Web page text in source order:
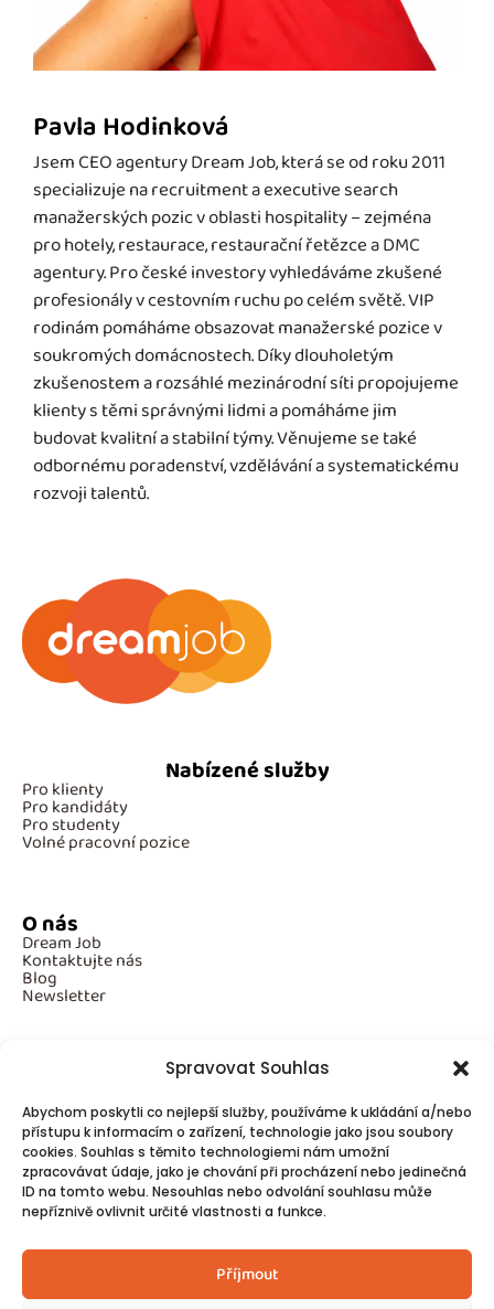
Spravovat Souhlas
Abychom poskytli co nejlepší služby, používáme k ukládání a/nebo
přístupu k informacím o zařízení, technologie jako jsou soubory
cookies. Souhlas s těmito technologiemi nám umožní
zpracovávat údaje, jako je chování při procházení nebo jedinečná
ID na tomto webu. Nesouhlas nebo odvolání souhlasu může
nepříznivě ovlivnit určité vlastnosti a funkce.
Příjmout
Pavla Hodinková
Jsem CEO agentury Dream Job, která se od roku 2011
specializuje na recruitment a executive search
manažerských pozic v oblasti hospitality – zejména
pro hotely, restaurace, restaurační řetězce a DMC
agentury. Pro české investory vyhledáváme zkušené
profesionály v cestovním ruchu po celém světě. VIP
rodinám pomáháme obsazovat manažerské pozice v
soukromých domácnostech. Díky dlouholetým
zkušenostem a rozsáhlé mezinárodní síti propojujeme
klienty s těmi správnými lidmi a pomáháme jim
budovat kvalitní a stabilní týmy. Věnujeme se také
odbornému poradenství, vzdělávání a systematickému
rozvoji talentů.
Nabízené služby
Pro klienty
Pro kandidáty
Pro studenty
Volné pracovní pozice
O nás
Dream Job
Kontaktujte nás
Blog
Newsletter
Povinné informace
GDPR
Cookies
Spojte se s námi!